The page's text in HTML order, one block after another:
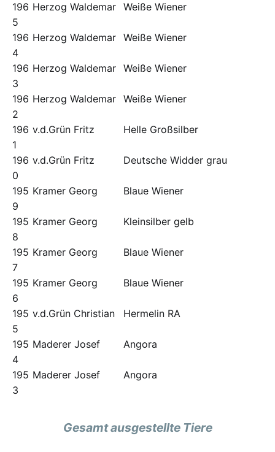
196
5
Herzog Waldemar Weiße Wiener
196
4
Herzog Waldemar Weiße Wiener
196
3
Herzog Waldemar Weiße Wiener
196
2
Herzog Waldemar Weiße Wiener
196
1
v.d.Grün Fritz Helle Großsilber
196
0
v.d.Grün Fritz Deutsche Widder grau
195
9
Kramer Georg Blaue Wiener
195
8
Kramer Georg Kleinsilber gelb
195
7
Kramer Georg Blaue Wiener
195
6
Kramer Georg Blaue Wiener
195
5
v.d.Grün Christian Hermelin RA
195
4
Maderer Josef Angora
195
3
Maderer Josef Angora
Gesamt ausgestellte Tiere